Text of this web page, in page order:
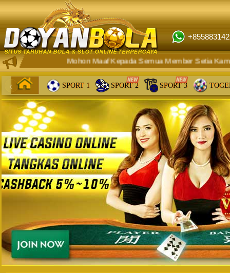
Mohon Maaf Kepada Semua Member Setia Kami,
SPORT 1 SPORT 2 SPORT 3
‹